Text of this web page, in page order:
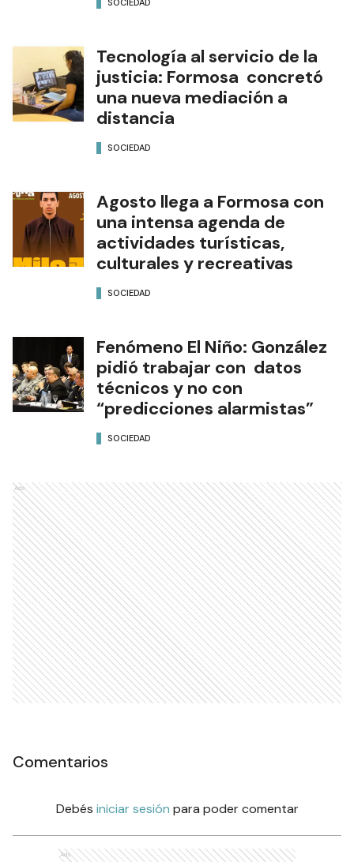
Tecnología al servicio de la
justicia: Formosa concretó
una nueva mediación a
distancia
SOCIEDAD
Agosto llega a Formosa con
una intensa agenda de
actividades turísticas,
culturales y recreativas
SOCIEDAD
Fenómeno El Niño: González
pidió trabajar con datos
técnicos y no con
“predicciones alarmistas”
SOCIEDAD
Ads
Comentarios
Debés iniciar sesión para poder comentar
Ads